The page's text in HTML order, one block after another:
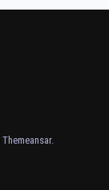
Themeansar.